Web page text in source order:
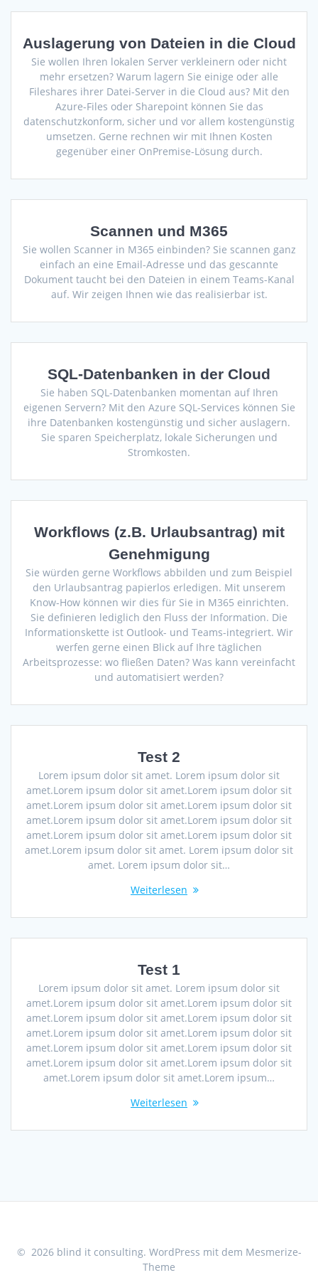
Auslagerung von Dateien in die Cloud
Sie wollen Ihren lokalen Server verkleinern oder nicht
mehr ersetzen? Warum lagern Sie einige oder alle
Fileshares ihrer Datei-Server in die Cloud aus? Mit den
Azure-Files oder Sharepoint können Sie das
datenschutzkonform, sicher und vor allem kostengünstig
umsetzen. Gerne rechnen wir mit Ihnen Kosten
gegenüber einer OnPremise-Lösung durch.
Scannen und M365
Sie wollen Scanner in M365 einbinden? Sie scannen ganz
einfach an eine Email-Adresse und das gescannte
Dokument taucht bei den Dateien in einem Teams-Kanal
auf. Wir zeigen Ihnen wie das realisierbar ist.
SQL-Datenbanken in der Cloud
Sie haben SQL-Datenbanken momentan auf Ihren
eigenen Servern? Mit den Azure SQL-Services können Sie
ihre Datenbanken kostengünstig und sicher auslagern.
Sie sparen Speicherplatz, lokale Sicherungen und
Stromkosten.
Workflows (z.B. Urlaubsantrag) mit
Genehmigung
Sie würden gerne Workflows abbilden und zum Beispiel
den Urlaubsantrag papierlos erledigen. Mit unserem
Know-How können wir dies für Sie in M365 einrichten.
Sie definieren lediglich den Fluss der Information. Die
Informationskette ist Outlook- und Teams-integriert. Wir
werfen gerne einen Blick auf Ihre täglichen
Arbeitsprozesse: wo fließen Daten? Was kann vereinfacht
und automatisiert werden?
Test 2
Lorem ipsum dolor sit amet. Lorem ipsum dolor sit
amet.Lorem ipsum dolor sit amet.Lorem ipsum dolor sit
amet.Lorem ipsum dolor sit amet.Lorem ipsum dolor sit
amet.Lorem ipsum dolor sit amet.Lorem ipsum dolor sit
amet.Lorem ipsum dolor sit amet.Lorem ipsum dolor sit
amet.Lorem ipsum dolor sit amet. Lorem ipsum dolor sit
amet. Lorem ipsum dolor sit…
Weiterlesen
Test 1
Lorem ipsum dolor sit amet. Lorem ipsum dolor sit
amet.Lorem ipsum dolor sit amet.Lorem ipsum dolor sit
amet.Lorem ipsum dolor sit amet.Lorem ipsum dolor sit
amet.Lorem ipsum dolor sit amet.Lorem ipsum dolor sit
amet.Lorem ipsum dolor sit amet.Lorem ipsum dolor sit
amet.Lorem ipsum dolor sit amet.Lorem ipsum dolor sit
amet.Lorem ipsum dolor sit amet.Lorem ipsum…
Weiterlesen
© 2026 blind it consulting. WordPress mit dem Mesmerize-
Theme